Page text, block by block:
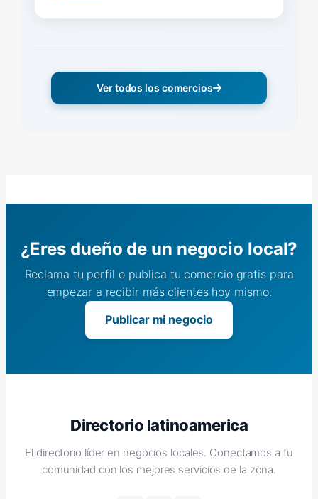
Ver todos los comercios
¿Eres dueño de un negocio local?
Reclama tu perfil o publica tu comercio gratis para
empezar a recibir más clientes hoy mismo.
Publicar mi negocio
Directorio latinoamerica
El directorio líder en negocios locales. Conectamos a tu
comunidad con los mejores servicios de la zona.